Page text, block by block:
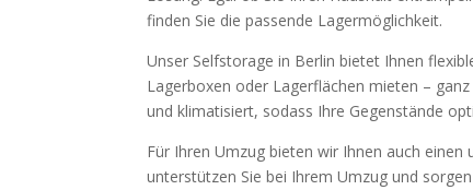
finden Sie die passende Lagermöglichkeit.
Unser Selfstorage in Berlin bietet Ihnen
Lagerboxen oder Lagerflächen mieten –
und klimatisiert, sodass Ihre Gegenstände
Für Ihren Umzug bieten wir Ihnen auch
unterstützen Sie bei Ihrem Umzug und